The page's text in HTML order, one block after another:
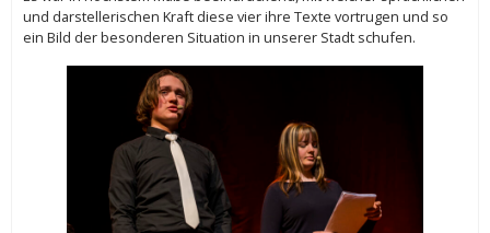
und darstellerischen Kraft diese vier ihre Texte vortrugen und so
ein Bild der besonderen Situation in unserer Stadt schufen.